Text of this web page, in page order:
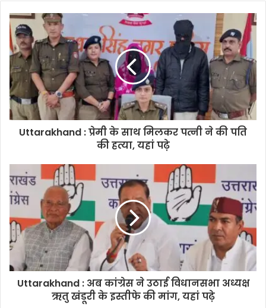
Uttarakhand : प्रेमी के साथ मिलकर पत्नी ने की पति
की हत्या, यहां पढ़े
Uttarakhand : अब कांग्रेस ने उठाई विधानसभा अध्यक्ष
ऋतु खंडूरी के इस्तीफे की मांग, यहां पढ़े